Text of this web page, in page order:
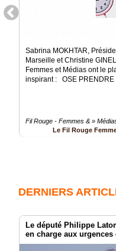
Sabrina MOKHTAR,
Marseille et Christine
Femmes et Médias ont le
inspirant : OSE PRENDRE
Fil Rouge - Femmes & »
Le Fil Rouge
DERNIERS
Le député Philippe
en charge aux urgences